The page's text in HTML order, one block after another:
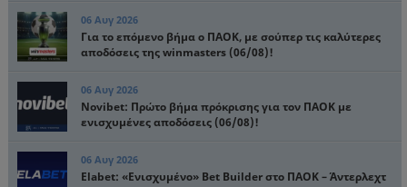
06 Αυγ 2026
Για το επόμενο βήμα ο ΠΑΟΚ, με σούπερ τις καλύτερες
αποδόσεις της winmasters (06/08)!
06 Αυγ 2026
Novibet: Πρώτο βήμα πρόκρισης για τον ΠΑΟΚ με
ενισχυμένες αποδόσεις (06/08)!
06 Αυγ 2026
Elabet: «Ενισχυμένο» Bet Builder στο ΠΑΟΚ – Άντερλεχτ